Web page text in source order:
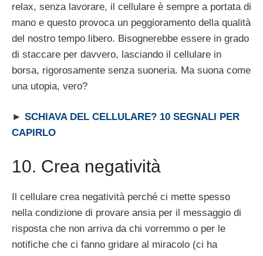
relax, senza lavorare, il cellulare è sempre a portata di
mano e questo provoca un peggioramento della qualità
del nostro tempo libero. Bisognerebbe essere in grado
di staccare per davvero, lasciando il cellulare in
borsa, rigorosamente senza suoneria. Ma suona come
una utopia, vero?
► SCHIAVA DEL CELLULARE? 10 SEGNALI PER
CAPIRLO
10. Crea negatività
Il cellulare crea negatività perché ci mette spesso
nella condizione di provare ansia per il messaggio di
risposta che non arriva da chi vorremmo o per le
notifiche che ci fanno gridare al miracolo (ci ha